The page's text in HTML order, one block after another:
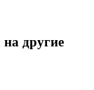
другие